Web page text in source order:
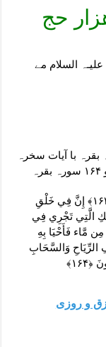
حج
السلام مے
با آیات سخرہ
وإِلَهُكُمْ إِلَهٌ وَاحِدٌ لاَّ إِلَهَ إِلاَّ هُوَ الرَّحْمَنُ الرَّحِيمُ ﴿۱۶۳﴾ إِنَّ فِي خَلْقِ
الَّتِي تَجْرِي فِي
مَّاء فَأَحْيَا بِهِ
الرِّيَاحِ وَالسَّحَابِ
و روزی